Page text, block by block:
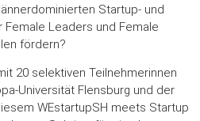
Startup- und
Leaders und Female
fördern?
20 selektiven Teilnehmerinnen
Universität Flensburg und der
WEstartupSH meets Startup